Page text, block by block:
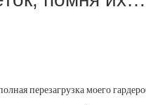
перезагрузка моего